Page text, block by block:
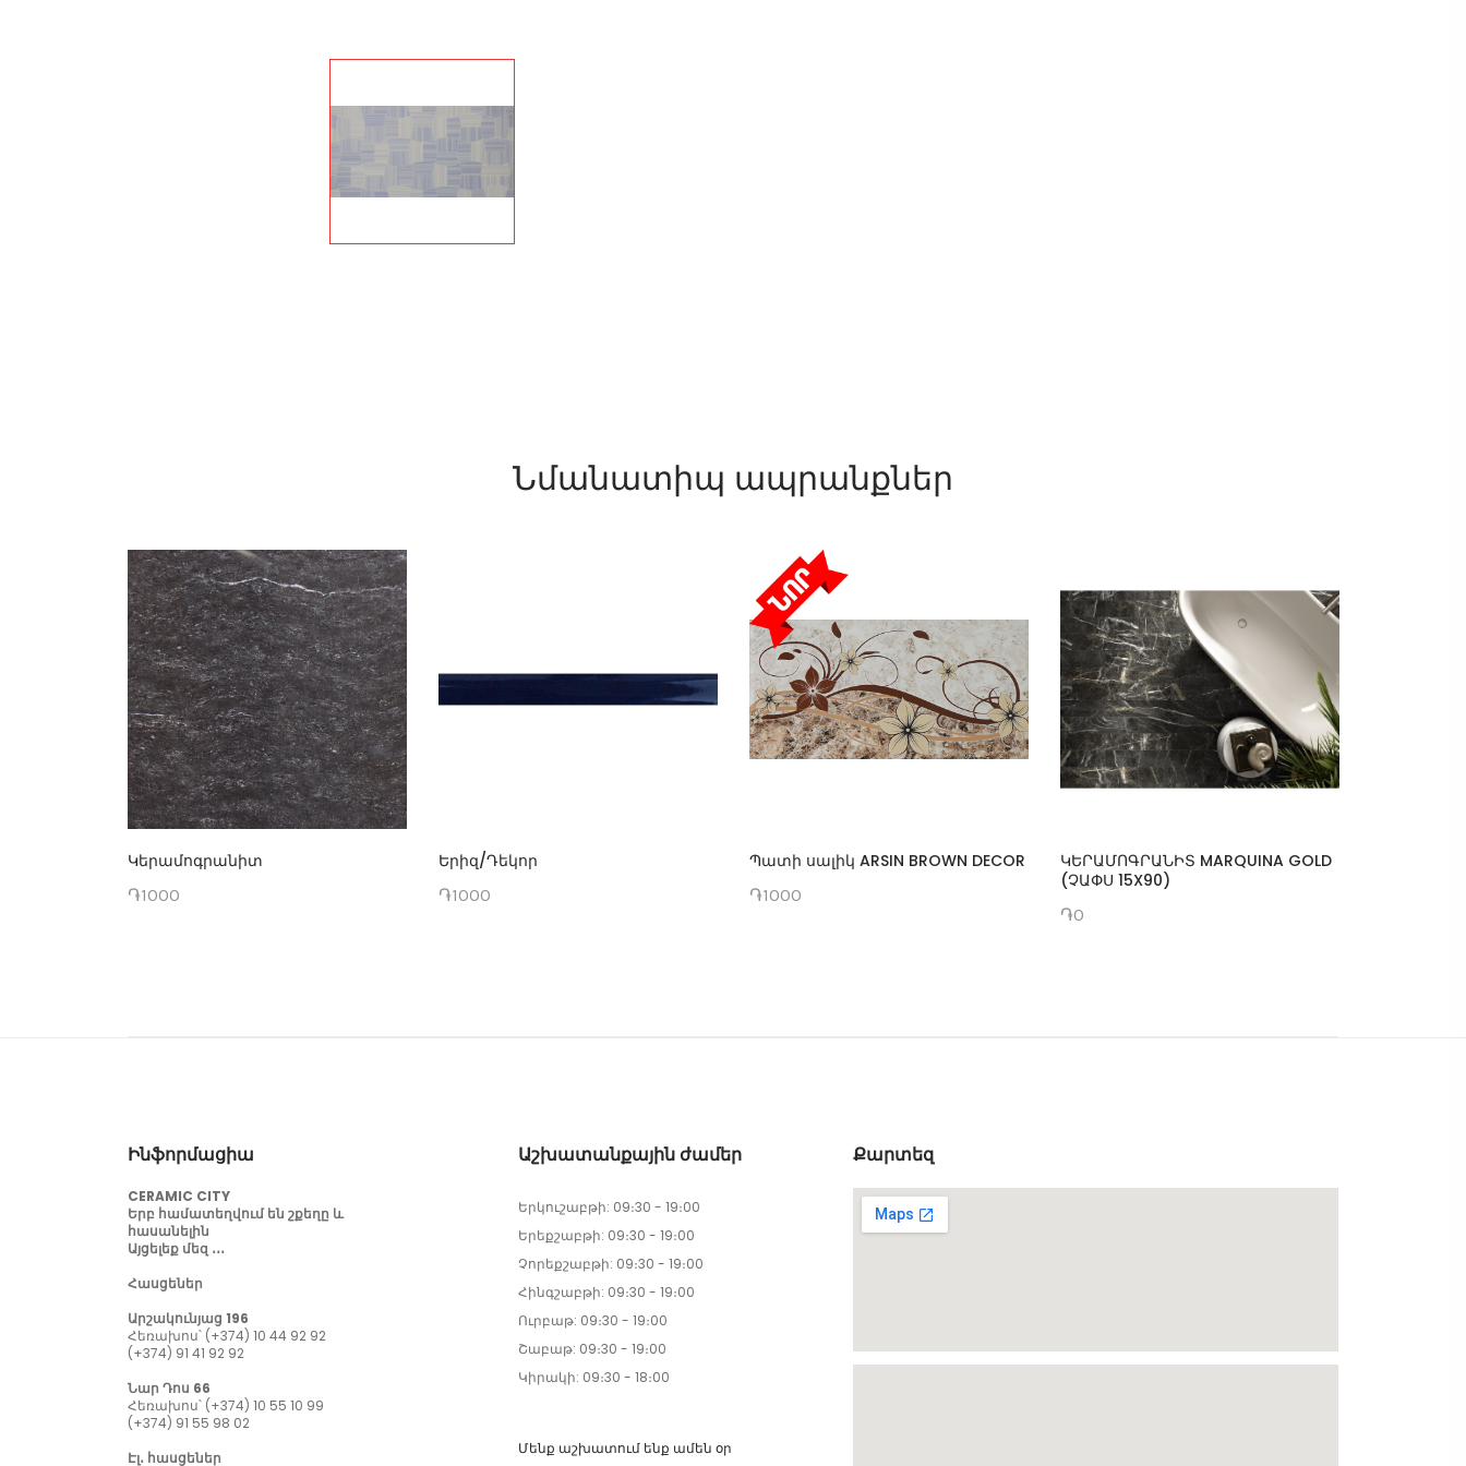
Նմանատիպ ապրանքներ
Կերամոգրանիտ
֏1000
Երիզ/Դեկոր
֏1000
Պատի սալիկ ARSIN BROWN DECOR
֏1000
ԿԵՐԱՄՈԳՐԱՆԻՏ MARQUINA GOLD
(ՉԱՓՍ 15X90)
֏0
Ինֆորմացիա
CERAMIC CITY
Երբ համատեղվում են շքեղը և
հասանելին
Այցելեք մեզ ․․․
Հասցեներ
Արշակունյաց 196
Հեռախոս՝ (+374) 10 44 92 92
(+374) 91 41 92 92
Նար Դոս 66
Հեռախոս՝ (+374) 10 55 10 99
(+374) 91 55 98 02
Էլ․ հասցեներ
Աշխատանքային ժամեր
Երկուշաբթի: 09։30 - 19։00
Երեքշաբթի: 09։30 - 19։00
Չորեքշաբթի: 09։30 - 19։00
Հինգշաբթի: 09։30 - 19։00
Ուրբաթ: 09։30 - 19։00
Շաբաթ: 09։30 - 19։00
Կիրակի: 09։30 - 18։00
Մենք աշխատում ենք ամեն օր
Քարտեզ